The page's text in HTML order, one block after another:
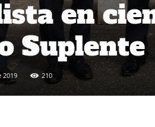
en
Suplente
2019 210